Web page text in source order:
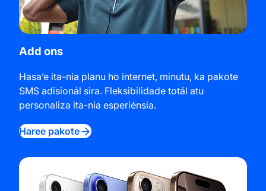
Add ons
Hasa’e ita-nia planu ho internet, minutu, ka pakote
SMS adisionál sira. Fleksibilidade totál atu
personaliza ita-nia esperiénsia.
Haree pakote